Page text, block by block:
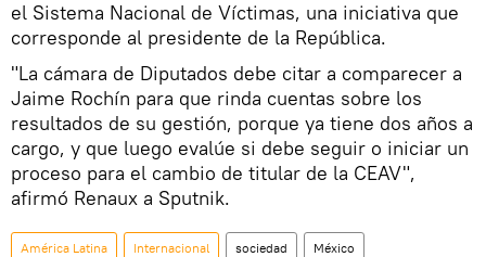
el Sistema Nacional de Víctimas, una iniciativa que
corresponde al presidente de la República.
"La cámara de Diputados debe citar a comparecer a
Jaime Rochín para que rinda cuentas sobre los
resultados de su gestión, porque ya tiene dos años a
cargo, y que luego evalúe si debe seguir o iniciar un
proceso para el cambio de titular de la CEAV",
afirmó Renaux a Sputnik.
América Latina Internacional sociedad México